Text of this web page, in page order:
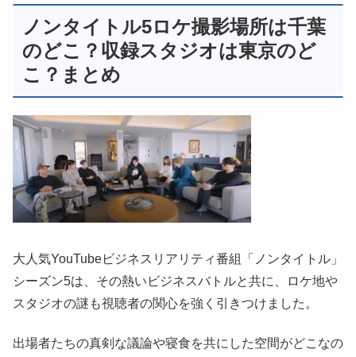
ノンタイトル5ロケ撮影場所は千葉
のどこ？収録スタジオは東京のど
こ？まとめ
大人気YouTubeビジネスリアリティ番組「ノンタイトル」
シーズン5は、その熱いビジネスバトルと共に、ロケ地や
スタジオの謎も視聴者の関心を強く引きつけました。
出場者たちの真剣な議論や寝食を共にした空間がどこなの